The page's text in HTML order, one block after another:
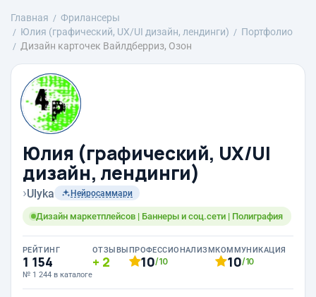
Главная
Фрилансеры
Юлия (графический, UX/UI дизайн, лендинги)
Портфолио
Дизайн карточек Вайлдберриз, Озон
Юлия (графический, UX/UI
дизайн, лендинги)
›Ulyka Нейросаммари
Дизайн маркетплейсов | Баннеры и соц.сети | Полиграфия
РЕЙТИНГ
1 154
№ 1 244 в каталоге
ОТЗЫВЫ
2
ПРОФЕССИОНАЛИЗМ
10/10
КОММУНИКАЦИЯ
10/10